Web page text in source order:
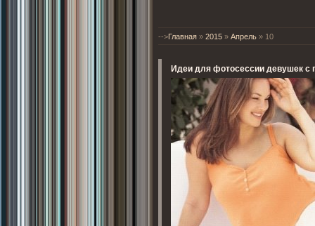
-->Главная » 2015 » Апрель » 10
Идеи для фотосессии девушек